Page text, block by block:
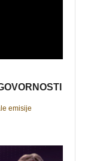
emisije